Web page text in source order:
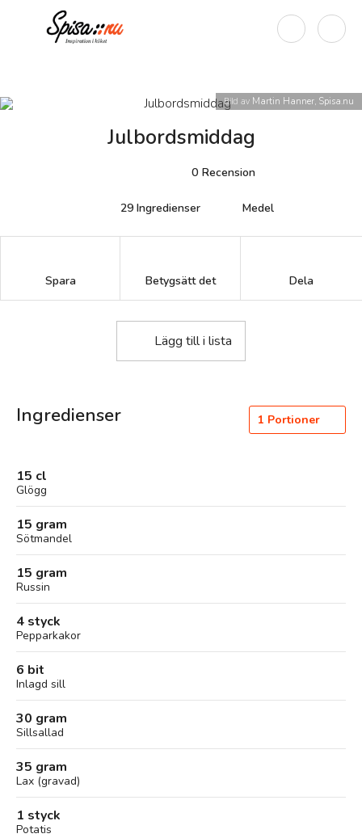
Bild av Martin Hanner, Spisa.nu
Julbordsmiddag
0 Recension
29 Ingredienser Medel
Spara Betygsätt det Dela
Lägg till i lista
Ingredienser 1 Portioner
15 cl
Glögg
15 gram
Sötmandel
15 gram
Russin
4 styck
Pepparkakor
6 bit
Inlagd sill
30 gram
Sillsallad
35 gram
Lax (gravad)
1 styck
Potatis